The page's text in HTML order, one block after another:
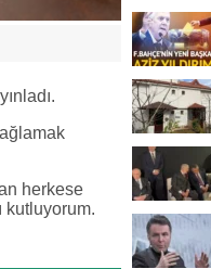
herkese
kutluyorum.